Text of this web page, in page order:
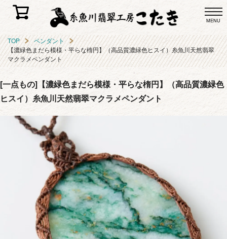
MENU
TOP
ペンダント
【濃緑色まだら模様・平らな楕円】（高品質濃緑色ヒスイ）糸魚川天然翡翠
マクラメペンダント
[一点もの]【濃緑色まだら模様・平らな楕円】（高品質濃緑色
ヒスイ）糸魚川天然翡翠マクラメペンダント